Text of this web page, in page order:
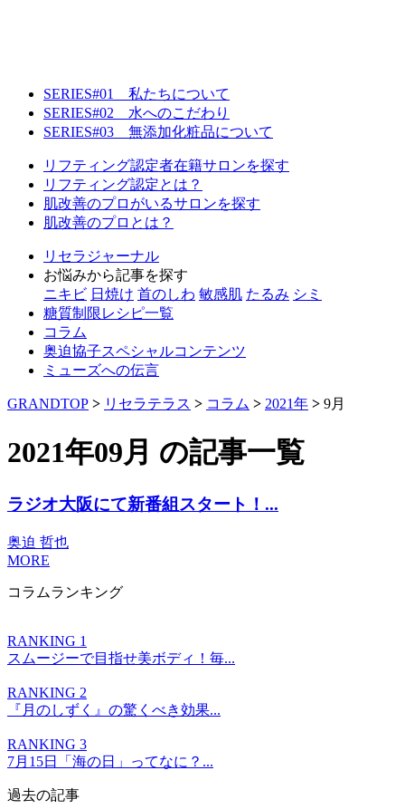
SERIES#01 私たちについて
SERIES#02 水へのこだわり
SERIES#03 無添加化粧品について
リフティング認定者在籍サロンを探す
リフティング認定とは？
肌改善のプロがいるサロンを探す
肌改善のプロとは？
リセラジャーナル
お悩みから記事を探す
ニキビ 日焼け 首のしわ 敏感肌 たるみ シミ
糖質制限レシピ一覧
コラム
奥迫協子スペシャルコンテンツ
ミューズへの伝言
GRANDTOP > リセラテラス > コラム > 2021年 > 9月
2021年09月 の記事一覧
ラジオ大阪にて新番組スタート！...
奥迫 哲也
MORE
コラムランキング
RANKING 1
スムージーで目指せ美ボディ！毎...
RANKING 2
『月のしずく』の驚くべき効果...
RANKING 3
7月15日「海の日」ってなに？...
過去の記事